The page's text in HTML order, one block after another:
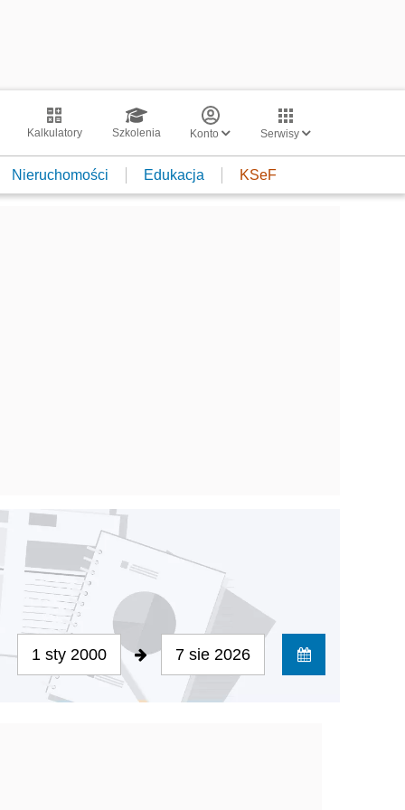
Kalkulatory Szkolenia Konto Serwisy
Nieruchomości Edukacja KSeF
1 sty 2000 7 sie 2026